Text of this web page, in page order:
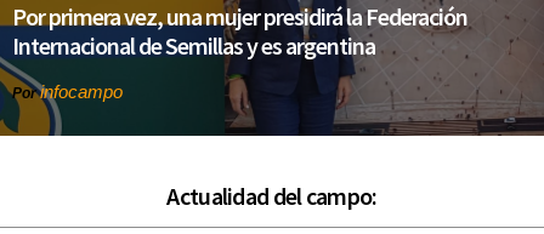
Por primera vez, una mujer presidirá la Federación
Internacional de Semillas y es argentina
Porinfocampo
Actualidad del campo: